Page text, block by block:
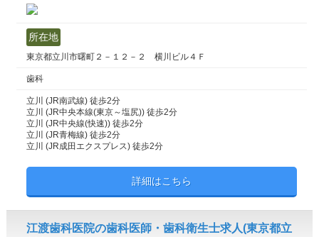
所在地
東京都立川市曙町２－１２－２ 横川ビル４Ｆ
歯科
立川 (JR南武線) 徒歩2分
立川 (JR中央本線(東京～塩尻)) 徒歩2分
立川 (JR中央線(快速)) 徒歩2分
立川 (JR青梅線) 徒歩2分
立川 (JR成田エクスプレス) 徒歩2分
詳細はこちら
江渡歯科医院の歯科医師・歯科衛生士求人(東京都立